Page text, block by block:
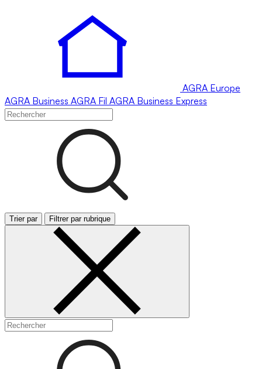
AGRA Europe
AGRA Business AGRA Fil AGRA Business Express
Trier par Filtrer par rubrique